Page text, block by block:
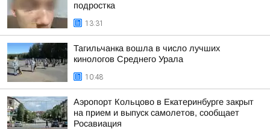
подростка
13:31
Тагильчанка вошла в число лучших
кинологов Среднего Урала
10:48
Аэропорт Кольцово в Екатеринбурге закрыт
на прием и выпуск самолетов, сообщает
Росавиация